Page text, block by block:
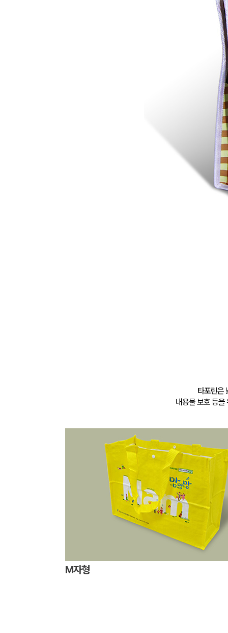
타포린은
내용물 보호 등을
M자형